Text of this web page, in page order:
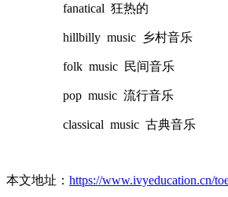
fanatical 狂热的
hillbilly music 乡村音乐
folk music 民间音乐
pop music 流行音乐
classical music 古典音乐
本文地址： https://www.ivyeducation.cn/